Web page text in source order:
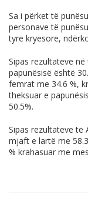
Sa i përket të
personave të
tyre kryesore,
Sipas rezultateve
papunësisë është
femrat me 34.6 %,
theksuar e
50.5%.
Sipas rezultateve të
mjaft e lartë me
% krahasuar me